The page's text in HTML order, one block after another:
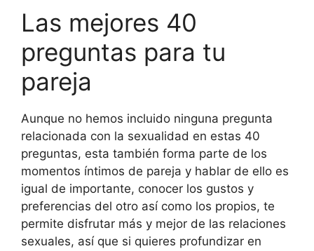
Las mejores 40
preguntas para tu
pareja
Aunque no hemos incluido ninguna pregunta
relacionada con la sexualidad en estas 40
preguntas, esta también forma parte de los
momentos íntimos de pareja y hablar de ello es
igual de importante, conocer los gustos y
preferencias del otro así como los propios, te
permite disfrutar más y mejor de las relaciones
sexuales, así que si quieres profundizar en